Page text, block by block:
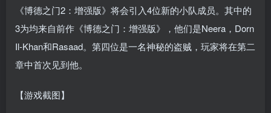
《博德之门2：增强版》将会引入4位新的小队成员。其中的
3为均来自前作《博德之门：增强版》，他们是Neera，Dorn
Il-Khan和Rasaad。第四位是一名神秘的盗贼，玩家将在第二
章中首次见到他。
【游戏截图】